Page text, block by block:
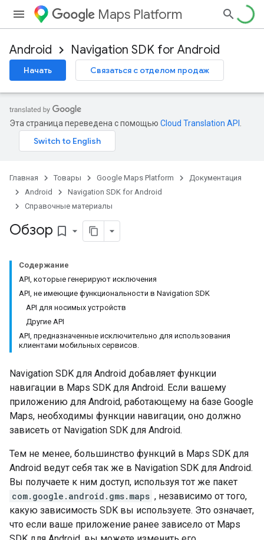
Maps Platform
Android Navigation SDK for Android
Начать Связаться с отделом продаж
Эта страница переведена с помощью Cloud Translation API
Главная Товары Google Maps Platform
Документация
Android
Navigation SDK for Android
Справочные материалы
Обзор bookmark_border
Содержание
API, которые генерируют исключения
API, не имеющие функциональности в Navigation SDK
API для носимых устройств
Другие API
API, предназначенные исключительно для использования
клиентами мобильных сервисов.
Navigation SDK для Android добавляет функции
навигации в Maps SDK для Android. Если вашему
приложению для Android, работающему на базе Google
Maps, необходимы функции навигации, оно должно
зависеть от Navigation SDK для Android.
Тем не менее, большинство функций в Maps SDK для
Android ведут себя так же в Navigation SDK для Android.
Вы получаете к ним доступ, используя тот же пакет
com.google.android.gms.maps , независимо от того,
какую зависимость SDK вы используете. Это означает,
что если ваше приложение ранее зависело от Maps